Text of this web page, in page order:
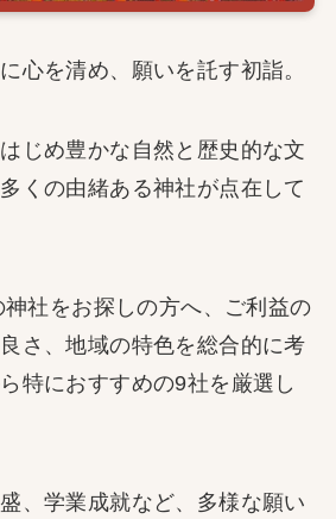
心を清め、願いを託す初詣。
じめ豊かな自然と歴史的な文
くの由緒ある神社が点在して
社をお探しの方へ、ご利益の
さ、地域の特色を総合的に考
特におすすめの9社を厳選し
、学業成就など、多様な願い